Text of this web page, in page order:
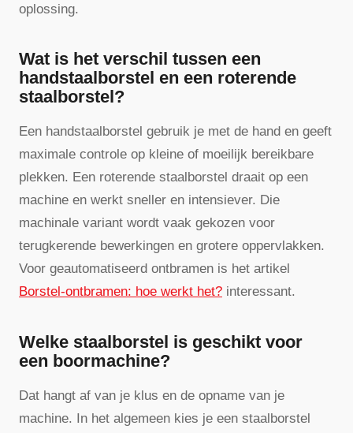
oplossing.
Wat is het verschil tussen een
handstaalborstel en een roterende
staalborstel?
Een handstaalborstel gebruik je met de hand en geeft
maximale controle op kleine of moeilijk bereikbare
plekken. Een roterende staalborstel draait op een
machine en werkt sneller en intensiever. Die
machinale variant wordt vaak gekozen voor
terugkerende bewerkingen en grotere oppervlakken.
Voor geautomatiseerd ontbramen is het artikel
Borstel-ontbramen: hoe werkt het? interessant.
Welke staalborstel is geschikt voor
een boormachine?
Dat hangt af van je klus en de opname van je
machine. In het algemeen kies je een staalborstel